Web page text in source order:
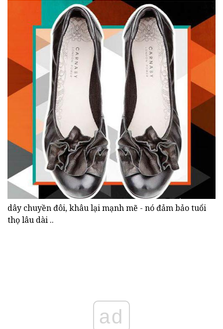
dây chuyền đôi, khâu lại mạnh mẽ - nó đảm bảo tuổi
thọ lâu dài ..
ad